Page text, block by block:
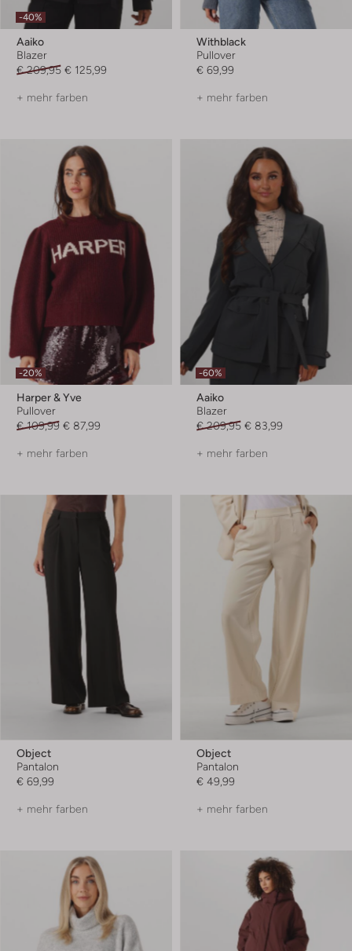
-40%
Aaiko
Blazer
€ 209,95 € 125,99
+ mehr farben
Withblack
Pullover
€ 69,99
+ mehr farben
-20%
Harper & Yve
Pullover
€ 109,99 € 87,99
+ mehr farben
-60%
Aaiko
Blazer
€ 209,95 € 83,99
+ mehr farben
Object
Pantalon
€ 69,99
+ mehr farben
Object
Pantalon
€ 49,99
+ mehr farben